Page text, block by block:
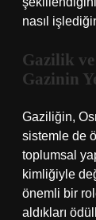
nasıl
Gazilik
Gazinin
Gaziliğin,
sistemle de
toplumsal
kimliğiyle
önemli bir
aldıkları